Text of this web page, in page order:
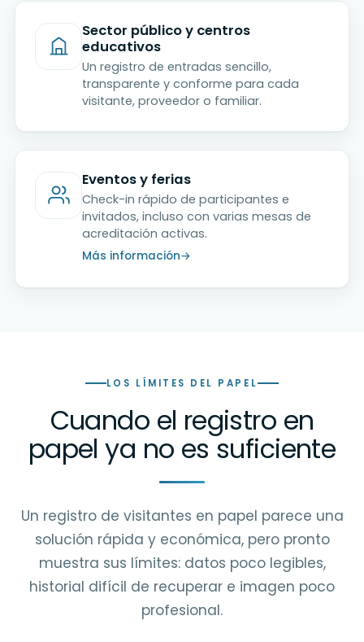
Sector público y centros
educativos
Un registro de entradas sencillo,
transparente y conforme para cada
visitante, proveedor o familiar.
Eventos y ferias
Check-in rápido de participantes e
invitados, incluso con varias mesas de
acreditación activas.
Más información
LOS LÍMITES DEL PAPEL
Cuando el registro en
papel ya no es suficiente
Un registro de visitantes en papel parece una
solución rápida y económica, pero pronto
muestra sus límites: datos poco legibles,
historial difícil de recuperar e imagen poco
profesional.